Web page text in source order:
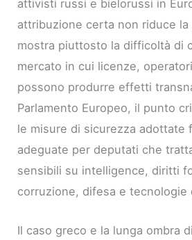
attivisti russi e bielorussi in
attribuzione certa non riduce la
mostra piuttosto la difficoltà di
mercato in cui licenze,
possono produrre effetti
Parlamento Europeo, il punto
le misure di sicurezza adottate
adeguate per deputati che
sensibili su intelligence, diritti
corruzione, difesa e tecnologie
Il caso greco e la lunga ombra